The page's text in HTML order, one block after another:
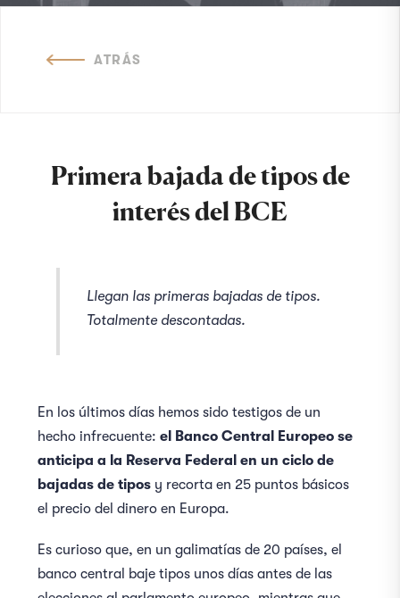
ATRÁS
Primera bajada de tipos de
interés del BCE
Llegan las primeras bajadas de tipos.
Totalmente descontadas.
En los últimos días hemos sido testigos de un
hecho infrecuente:el Banco Central Europeo se
anticipa a la Reserva Federal en un ciclo de
bajadas de tipos y recorta en 25 puntos básicos
el precio del dinero en Europa.
Es curioso que, en un galimatías de 20 países, el
banco central baje tipos unos días antes de las